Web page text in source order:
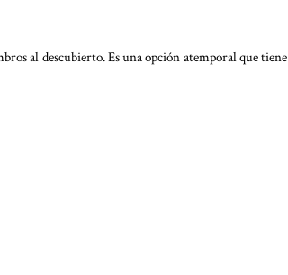
al descubierto. Es una opción atemporal que tiene